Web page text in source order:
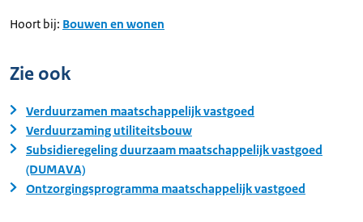
Hoort bij: Bouwen en wonen
Zie ook
Verduurzamen maatschappelijk vastgoed
Verduurzaming utiliteitsbouw
Subsidieregeling duurzaam maatschappelijk vastgoed
(DUMAVA)
Ontzorgingsprogramma maatschappelijk vastgoed